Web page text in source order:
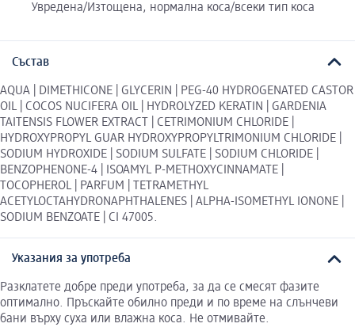
Увредена/Изтощена, нормална коса/всеки тип коса
Състав
AQUA | DIMETHICONE | GLYCERIN | PEG-40 HYDROGENATED CASTOR
OIL | COCOS NUCIFERA OIL | HYDROLYZED KERATIN | GARDENIA
TAITENSIS FLOWER EXTRACT | CETRIMONIUM CHLORIDE |
HYDROXYPROPYL GUAR HYDROXYPROPYLTRIMONIUM CHLORIDE |
SODIUM HYDROXIDE | SODIUM SULFATE | SODIUM CHLORIDE |
BENZOPHENONE-4 | ISOAMYL P-METHOXYCINNAMATE |
TOCOPHEROL | PARFUM | TETRAMETHYL
ACETYLOCTAHYDRONAPHTHALENES | ALPHA-ISOMETHYL IONONE |
SODIUM BENZOATE | CI 47005.
Указания за употреба
Разклатете добре преди употреба, за да се смесят фазите
оптимално. Пръскайте обилно преди и по време на слънчеви
бани върху суха или влажна коса. Не отмивайте.